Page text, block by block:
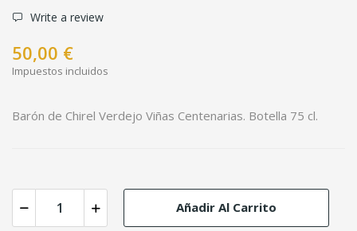
Write a review
50,00 €
Impuestos incluidos
Barón de Chirel Verdejo Viñas Centenarias. Botella 75 cl.
Añadir Al Carrito